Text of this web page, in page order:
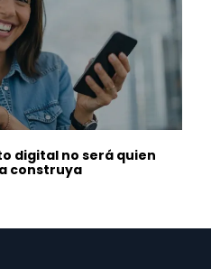
digital no será quien
construya